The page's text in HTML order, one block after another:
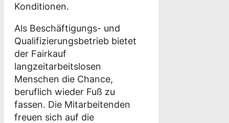
Konditionen.
Als Beschäftigungs- und
Qualifizierungsbetrieb bietet
der Fairkauf
langzeitarbeitslosen
Menschen die Chance,
beruflich wieder Fuß zu
fassen. Die Mitarbeitenden
freuen sich auf die